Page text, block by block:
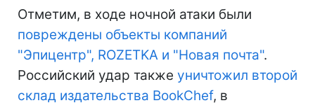
Отметим, в ходе ночной атаки были
повреждены объекты компаний
"Эпицентр", ROZETKA и "Новая почта".
Российский удар также уничтожил второй
склад издательства BookChef, в